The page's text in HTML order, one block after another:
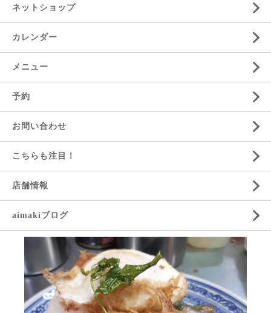
ネットショップ
カレンダー
メニュー
予約
お問い合わせ
こちらも注目！
店舗情報
aimakiブログ